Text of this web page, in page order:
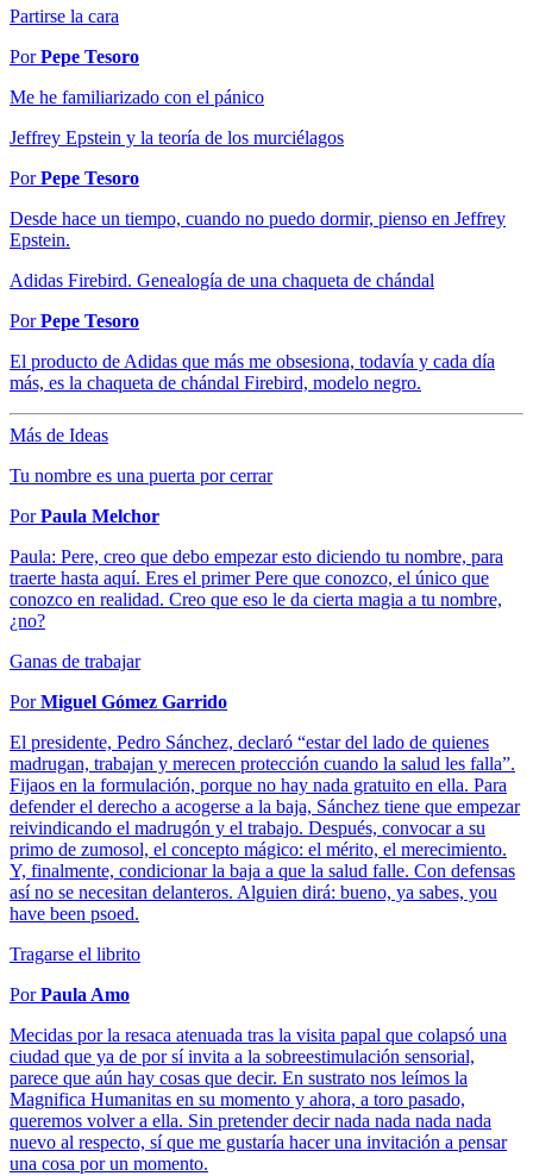
Partirse la cara
PorPepe Tesoro
Me he familiarizado con el pánico
Jeffrey Epstein y la teoría de los murciélagos
PorPepe Tesoro
Desde hace un tiempo, cuando no puedo dormir, pienso en Jeffrey
Epstein.
Adidas Firebird. Genealogía de una chaqueta de chándal
PorPepe Tesoro
El producto de Adidas que más me obsesiona, todavía y cada día
más, es la chaqueta de chándal Firebird, modelo negro.
Más de Ideas
Tu nombre es una puerta por cerrar
PorPaula Melchor
Paula: Pere, creo que debo empezar esto diciendo tu nombre, para
traerte hasta aquí. Eres el primer Pere que conozco, el único que
conozco en realidad. Creo que eso le da cierta magia a tu nombre,
¿no?
Ganas de trabajar
PorMiguel Gómez Garrido
El presidente, Pedro Sánchez, declaró “estar del lado de quienes
madrugan, trabajan y merecen protección cuando la salud les falla”.
Fijaos en la formulación, porque no hay nada gratuito en ella. Para
defender el derecho a acogerse a la baja, Sánchez tiene que empezar
reivindicando el madrugón y el trabajo. Después, convocar a su
primo de zumosol, el concepto mágico: el mérito, el merecimiento.
Y, finalmente, condicionar la baja a que la salud falle. Con defensas
así no se necesitan delanteros. Alguien dirá: bueno, ya sabes, you
have been psoed.
Tragarse el librito
PorPaula Amo
Mecidas por la resaca atenuada tras la visita papal que colapsó una
ciudad que ya de por sí invita a la sobreestimulación sensorial,
parece que aún hay cosas que decir. En sustrato nos leímos la
Magnifica Humanitas en su momento y ahora, a toro pasado,
queremos volver a ella. Sin pretender decir nada nada nada nada
nuevo al respecto, sí que me gustaría hacer una invitación a pensar
una cosa por un momento.